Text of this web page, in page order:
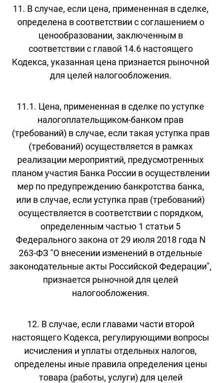
11. В случае, если цена, примененная в сделке,
определена в соответствии с соглашением о
ценообразовании, заключенным в
соответствии с главой 14.6 настоящего
Кодекса, указанная цена признается рыночной
для целей налогообложения.
11.1. Цена, примененная в сделке по уступке
налогоплательщиком-банком прав
(требований) в случае, если такая уступка прав
(требований) осуществляется в рамках
реализации мероприятий, предусмотренных
планом участия Банка России в осуществлении
мер по предупреждению банкротства банка,
или в случае, если уступка прав (требований)
осуществляется в соответствии с порядком,
определенным частью 1 статьи 5
Федерального закона от 29 июля 2018 года N
263-ФЗ "О внесении изменений в отдельные
законодательные акты Российской Федерации",
признается рыночной для целей
налогообложения.
12. В случае, если главами части второй
настоящего Кодекса, регулирующими вопросы
исчисления и уплаты отдельных налогов,
определены иные правила определения цены
товара (работы, услуги) для целей